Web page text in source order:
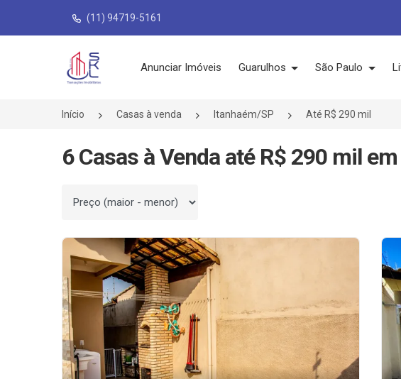
(11) 94719-5161
Página inicial
Anunciar Imóveis Guarulhos São Paulo
Início Casas à venda Itanhaém/SP Até R$ 290 mil
6 Casas à Venda até R$ 290 mil
Ordenar por